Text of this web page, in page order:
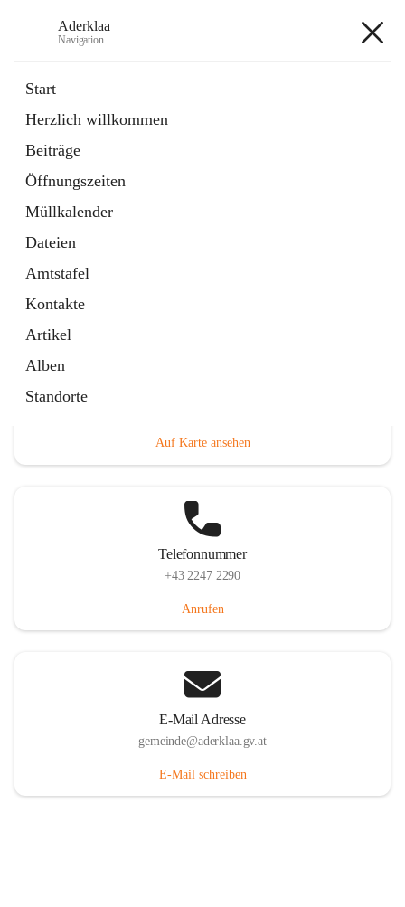
Aderklaa
Navigation
Start
Herzlich willkommen
Beiträge
Öffnungszeiten
Müllkalender
Dateien
Amtstafel
Kontakte
Artikel
Alben
Standorte
6 Schnellzugriffe
Gemeinde
3 Schnellzugriffe
Auf Karte ansehen
Telefonnummer
+43 2247 2290
Anrufen
E-Mail Adresse
gemeinde@aderklaa.gv.at
E-Mail schreiben